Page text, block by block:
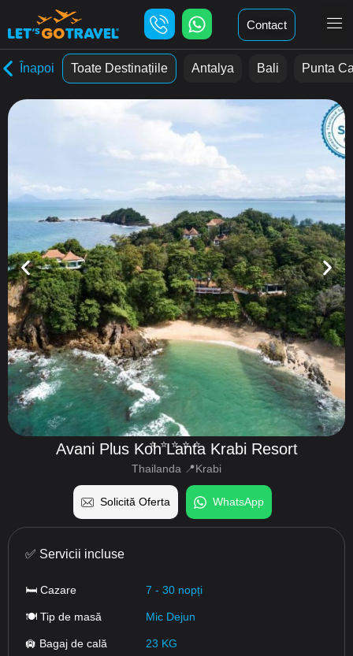
Contact
Înapoi Toate Destinațiile Antalya Bali Punta
⭐️⭐️⭐️⭐️⭐️
Avani Plus Koh Lanta Krabi Resort
Thailanda 📍Krabi
Solicită Oferta WhatsApp
✅ Servicii incluse
🛏 Cazare 7 - 30 nopți
🍽 Tip de masă Mic Dejun
🛄 Bagaj de cală 23 KG